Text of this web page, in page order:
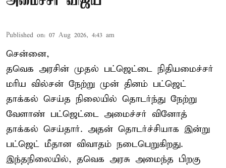
Published on: 07 Aug 2026, 4:43 am
சென்னை,
தவெக அரசின் முதல் பட்ஜெட்டை நிதியமைச்சர்
மரிய வில்சன் நேற்று முன் தினம் பட்ஜெட்
தாக்கல் செய்த நிலையில் தொடர்ந்து நேற்று
வேளாண் பட்ஜெட்டை அமைச்சர் வினோத்
தாக்கல் செய்தார். அதன் தொடர்ச்சியாக இன்று
பட்ஜெட் மீதான விவாதம் நடைபெறுகிறது.
இந்தநிலையில், தவெக அரசு அமைந்த பிறகு